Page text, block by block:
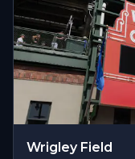
Wrigley Field